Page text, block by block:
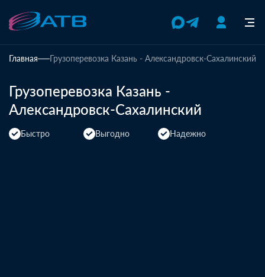
Главная Грузоперевозка Казань - Александровск-Сахалинский
Грузоперевозка Казань -
Александровск-Сахалинский
Быстро Выгодно Надежно